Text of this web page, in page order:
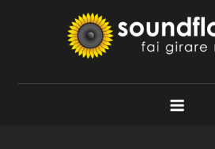
Soundflower.it
Fai Girare Musica